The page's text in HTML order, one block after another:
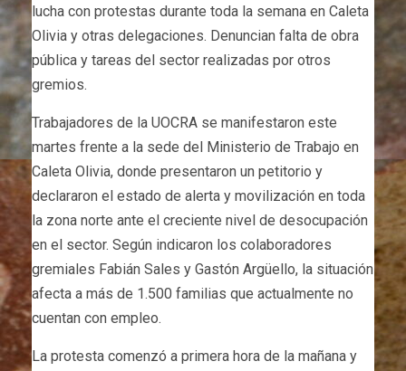
lucha con protestas durante toda la semana en Caleta
Olivia y otras delegaciones. Denuncian falta de obra
pública y tareas del sector realizadas por otros
gremios.
Trabajadores de la UOCRA se manifestaron este
martes frente a la sede del Ministerio de Trabajo en
Caleta Olivia, donde presentaron un petitorio y
declararon el estado de alerta y movilización en toda
la zona norte ante el creciente nivel de desocupación
en el sector. Según indicaron los colaboradores
gremiales Fabián Sales y Gastón Argüello, la situación
afecta a más de 1.500 familias que actualmente no
cuentan con empleo.
La protesta comenzó a primera hora de la mañana y